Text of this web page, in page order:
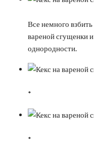
Все немного
вареной сгущенки
однородности.
*